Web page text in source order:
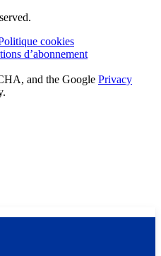
cookies
d’abonnement
and the Google Privacy